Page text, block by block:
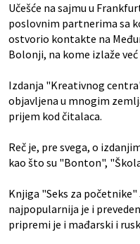
Učešće na sajmu u
poslovnim partnerima sa
ostvorio kontakte na
Bolonji, na kome izlaže
Izdanja "Kreativnog
objavljena u mnogim
prijem kod čitalaca.
Reč je, pre svega, o
kao što su "Bonton",
Knjiga "Seks za
najpopularnija je i
pripremi je i mađarski i